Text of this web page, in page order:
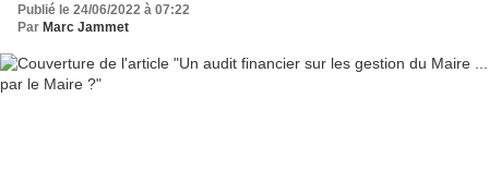
Publié le 24/06/2022 à 07:22
Par Marc Jammet